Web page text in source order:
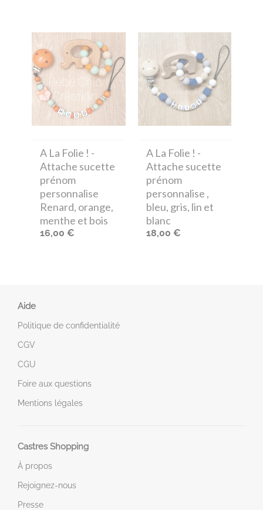
A La Folie ! -
Attache sucette
prénom
personnalise
Renard, orange,
menthe et bois
16,00 €
A La Folie ! -
Attache sucette
prénom
personnalise ,
bleu, gris, lin et
blanc
18,00 €
Aide
Politique de confidentialité
CGV
CGU
Foire aux questions
Mentions légales
Castres Shopping
À propos
Rejoignez-nous
Presse